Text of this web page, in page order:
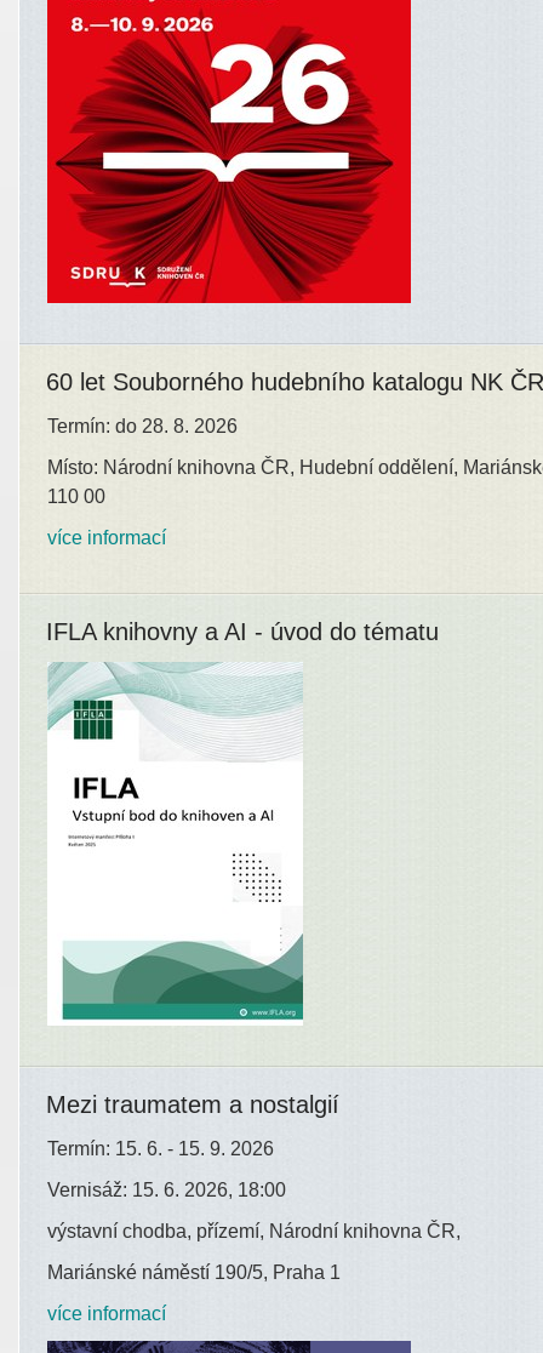
60 let Souborného hudebního katalogu NK ČR
Termín: do 28. 8. 2026
Místo: Národní knihovna ČR, Hudební oddělení,
110 00
více informací
IFLA knihovny a AI - úvod do tématu
Mezi traumatem a nostalgií
Termín: 15. 6. - 15. 9. 2026
Vernisáž: 15. 6. 2026, 18:00
výstavní chodba, přízemí, Národní knihovna ČR,
Mariánské náměstí 190/5, Praha 1
více informací